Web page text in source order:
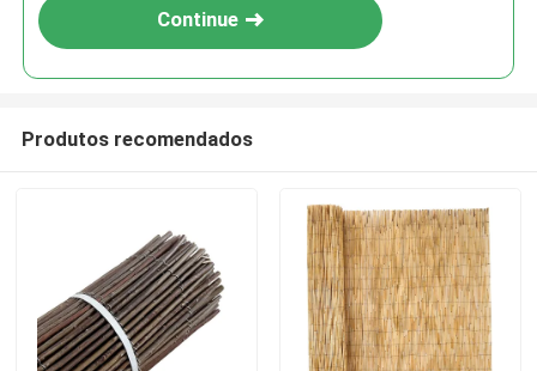
Continue
Produtos recomendados